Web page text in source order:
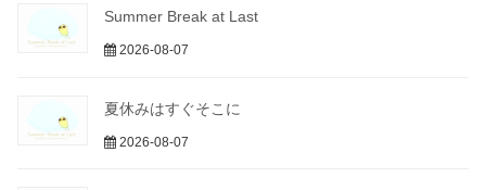
Summer Break at Last
2026-08-07
夏休みはすぐそこに
2026-08-07